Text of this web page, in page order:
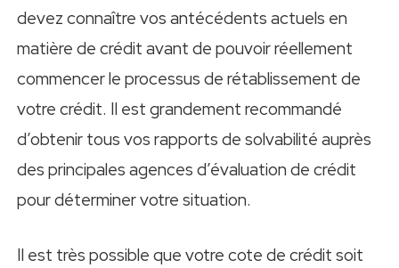
devez connaître vos antécédents actuels en
matière de crédit avant de pouvoir réellement
commencer le processus de rétablissement de
votre crédit. Il est grandement recommandé
d’obtenir tous vos rapports de solvabilité auprès
des principales agences d’évaluation de crédit
pour déterminer votre situation.
Il est très possible que votre cote de crédit soit